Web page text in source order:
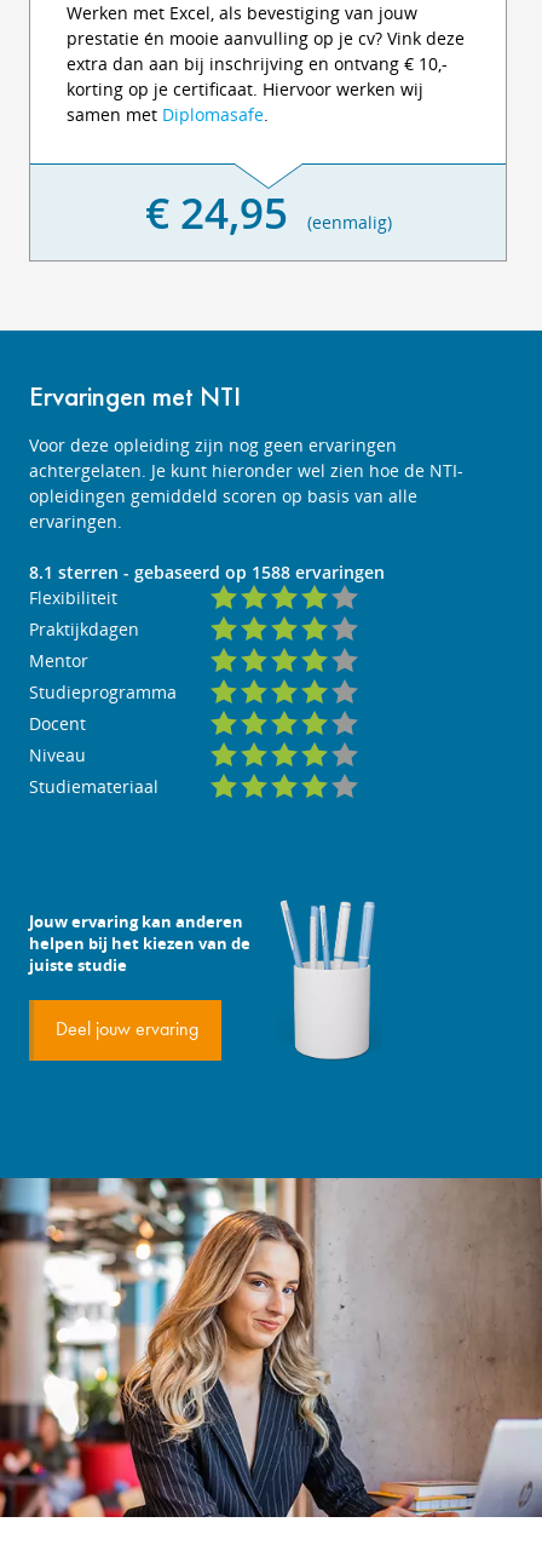
Werken met Excel, als bevestiging van jouw
prestatie én mooie aanvulling op je cv? Vink deze
extra dan aan bij inschrijving en ontvang € 10,-
korting op je certificaat. Hiervoor werken wij
samen met Diplomasafe.
€ 24,95 (eenmalig)
Ervaringen met NTI
Voor deze opleiding zijn nog geen ervaringen
achtergelaten. Je kunt hieronder wel zien hoe de NTI-
opleidingen gemiddeld scoren op basis van alle
ervaringen.
8.1 sterren - gebaseerd op 1588 ervaringen
Flexibiliteit
Praktijkdagen
Mentor
Studieprogramma
Docent
Niveau
Studiemateriaal
Jouw ervaring kan anderen
helpen bij het kiezen van de
juiste studie
Deel jouw ervaring